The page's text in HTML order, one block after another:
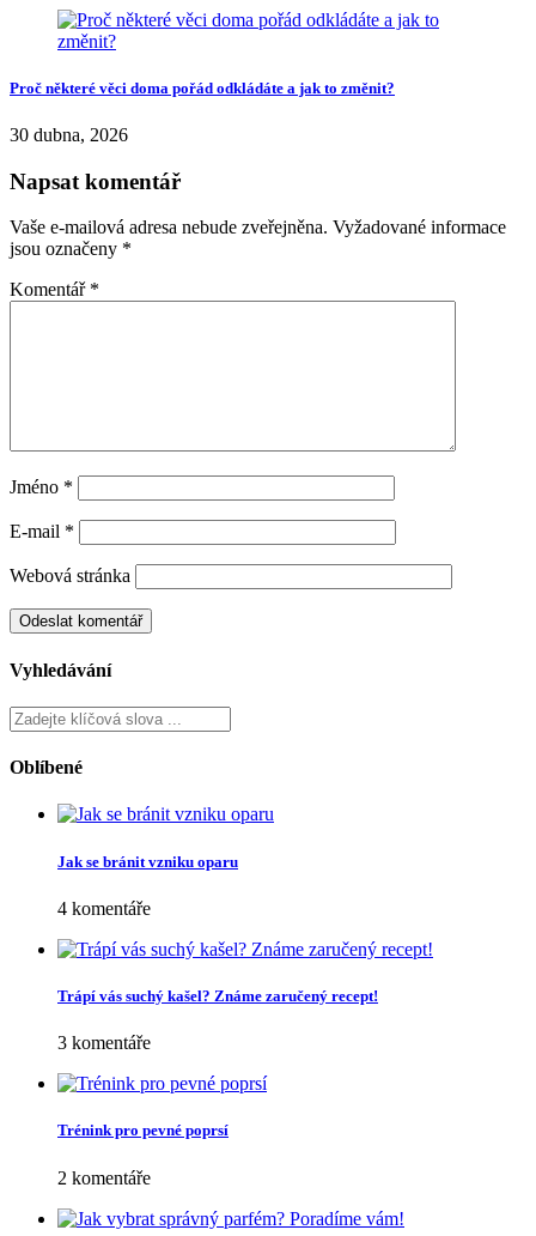
Proč některé věci doma pořád odkládáte a jak to změnit?
30 dubna, 2026
Napsat komentář
Vaše e-mailová adresa nebude zveřejněna. Vyžadované informace
jsou označeny *
Komentář *
Jméno *
E-mail *
Webová stránka
Vyhledávání
Oblíbené
Jak se bránit vzniku oparu
4 komentáře
Trápí vás suchý kašel? Známe zaručený recept!
3 komentáře
Trénink pro pevné poprsí
2 komentáře